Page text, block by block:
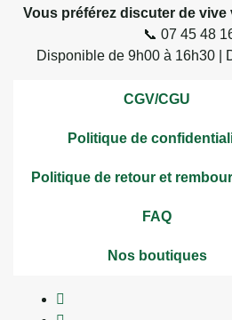
Vous préférez discuter de
📞 07 45 48
Disponible de 9h00 à 16h30 |
CGV/CGU
Politique de
Politique de retour et
FAQ
Nos boutiques